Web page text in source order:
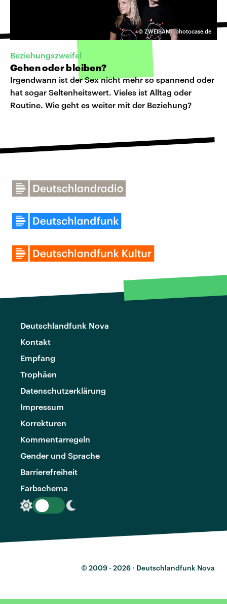
© ZWEISAM | photocase.de
Beziehungszweifel
Gehen oder bleiben?
Irgendwann ist der Sex nicht mehr so spannend oder
hat sogar Seltenheitswert. Vieles ist Alltag oder
Routine. Wie geht es weiter mit der Beziehung?
Deutschlandfunk Nova
Kontakt
Empfang
Trophäen
Datenschutzerklärung
Impressum
Korrekturen
Kommentarregeln
Gender und Sprache
Barrierefreiheit
Farbschema
© 2009 - 2026 · Deutschlandfunk Nova